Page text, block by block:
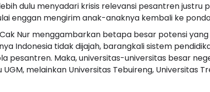
lebih dulu menyadari krisis relevansi pesantren justru
enggan mengirim anak-anaknya kembali ke
Nur menggambarkan betapa besar potensi
Indonesia tidak dijajah, barangkali sistem
pesantren. Maka, universitas-universitas besar
UGM, melainkan Universitas Tebuireng, Universitas